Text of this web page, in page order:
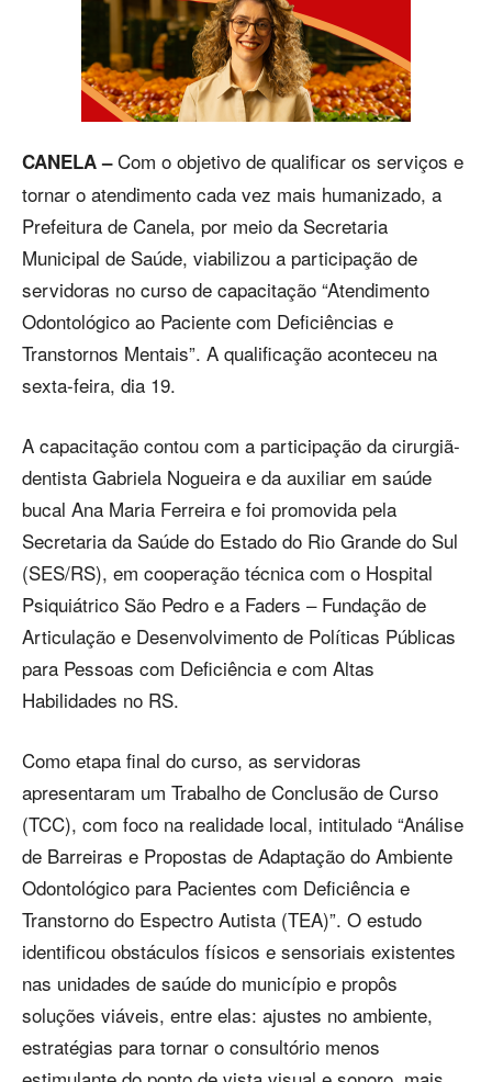
CANELA –Com o objetivo de qualificar os serviços e
tornar o atendimento cada vez mais humanizado, a
Prefeitura de Canela, por meio da Secretaria
Municipal de Saúde, viabilizou a participação de
servidoras no curso de capacitação “Atendimento
Odontológico ao Paciente com Deficiências e
Transtornos Mentais”. A qualificação aconteceu na
sexta-feira, dia 19.
A capacitação contou com a participação da cirurgiã-
dentista Gabriela Nogueira e da auxiliar em saúde
bucal Ana Maria Ferreira e foi promovida pela
Secretaria da Saúde do Estado do Rio Grande do Sul
(SES/RS), em cooperação técnica com o Hospital
Psiquiátrico São Pedro e a Faders – Fundação de
Articulação e Desenvolvimento de Políticas Públicas
para Pessoas com Deficiência e com Altas
Habilidades no RS.
Como etapa final do curso, as servidoras
apresentaram um Trabalho de Conclusão de Curso
(TCC), com foco na realidade local, intitulado “Análise
de Barreiras e Propostas de Adaptação do Ambiente
Odontológico para Pacientes com Deficiência e
Transtorno do Espectro Autista (TEA)”. O estudo
identificou obstáculos físicos e sensoriais existentes
nas unidades de saúde do município e propôs
soluções viáveis, entre elas: ajustes no ambiente,
estratégias para tornar o consultório menos